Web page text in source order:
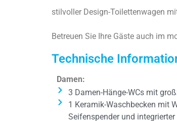
stilvoller Design-Toilettenwagen
Betreuen Sie Ihre Gäste auch im
Technische
Damen:
3 Damen-Hänge-WCs mit
1 Keramik-Waschbecken mit
Seifenspender und